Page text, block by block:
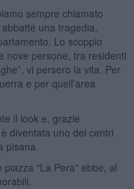
sempre chiamato
una tragedia,
Lo scoppio
nove persone, tra residenti
vi persero la vita. Per
e per quell’area
il look e, grazie
diventata uno dei centri
pisana.
“La Pera” ebbe, al